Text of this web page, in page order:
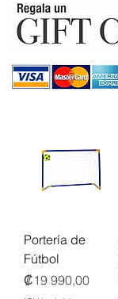
Portería de
Fútbol
Precio
₡19 990,00